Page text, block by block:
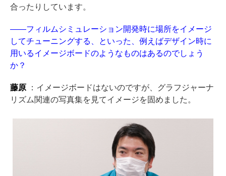
合ったりしています。
——フィルムシミュレーション開発時に場所をイメージ
してチューニングする、といった、例えばデザイン時に
用いるイメージボードのようなものはあるのでしょう
か？
藤原
：イメージボードはないのですが、グラフジャーナ
リズム関連の写真集を見てイメージを固めました。